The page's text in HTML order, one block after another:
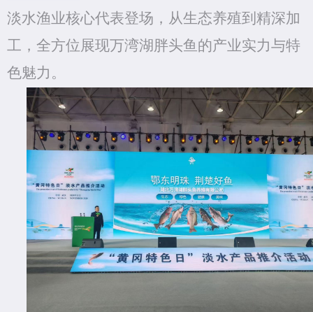
淡水渔业核心代表登场，从生态养殖到精深加
工，全方位展现万湾湖胖头鱼 的产业实力与特
色魅力。